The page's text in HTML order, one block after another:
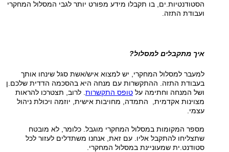
הסטודנטיות.ים, בו תקבלו מידע מפורט יותר לגבי המסלול המחקרי
ועבודת התזה.
איך מתקבלים למסלול?
למעבר למסלול המחקרי, יש למצוא איש/אשת סגל שינחו אותך
בעבודת התזה. ההתקשרות עם מנחה היא בהסכמה הדדית שלכם.ן
ושל המנחה וחתימה על טופס התקשרות . לרוב, תצטרכו להראות
מצוינות אקדמית, התמדה, מחויבות אישית, יוזמה ויכולת ניהול
עצמי.
מספר המקומות במסלול המחקרי מוגבל. כלומר, לא מובטח
שתצליחו להתקבל אליו. עם זאת, אנחנו משתדלים לעזור לכל
סטודנט.ית שמעוניינת במסלול המחקרי.